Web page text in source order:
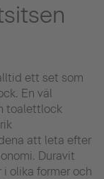
ett set som
En väl
toalettlock
att leta efter
Duravit
olika former och